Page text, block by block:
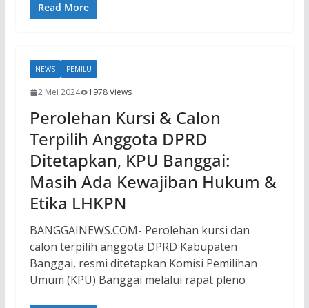
Read More
NEWS PEMILU
2 Mei 2024 1978 Views
Perolehan Kursi & Calon
Terpilih Anggota DPRD
Ditetapkan, KPU Banggai:
Masih Ada Kewajiban Hukum &
Etika LHKPN
BANGGAINEWS.COM- Perolehan kursi dan
calon terpilih anggota DPRD Kabupaten
Banggai, resmi ditetapkan Komisi Pemilihan
Umum (KPU) Banggai melalui rapat pleno